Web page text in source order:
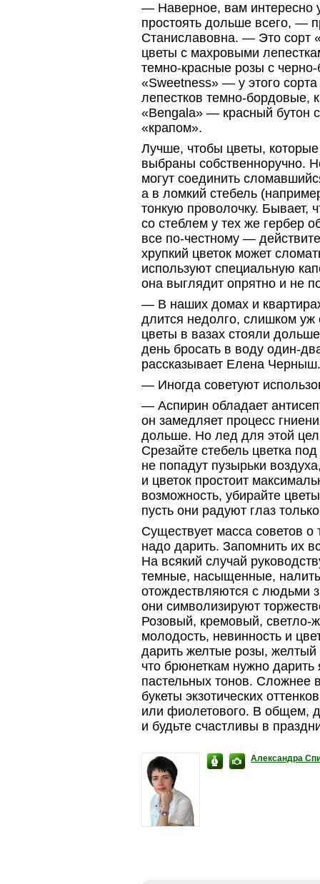
— Наверное, вам интересно
простоять дольше всего, —
Станиславовна. — Это сорт
цветы с махровыми
темно-красные розыс
«Sweetness» — у этого
лепестковтемно-бордовые,
«Bengala» — красный бутон
«крапом».
Лучше, чтобы цветы,
выбраны собственноручно.
могут соединить
а в ломкий стебель
тонкую проволочку. Бывает,
со стеблем у тех же гербер
все по-честному —
хрупкий цветок может
используют специальную
она выглядит опрятно и не
— В наших домах и
длится недолго, слишком уж
цветы в вазах стояли
день бросать в водуодин-
рассказывает Елена
— Иногда советуют
— Аспирин обладает
он замедляет процесс
дольше. Но лед для этой
Срезайте стебель цветка
не попадут пузырьки
и цветок простоит
возможность, убирайте
пусть они радуют глаз
Существует масса советов
надо дарить. Запомнить их
На всякий случай
темные, насыщенные,
отождествляются с людьми
они символизируют
Розовый, кремовый,светло-
молодость, невинность и
дарить желтые розы,
что брюнеткам нужно
пастельных тонов. Сложнее
букеты экзотических
или фиолетового. В общем,
и будьте счастливы в
Александра